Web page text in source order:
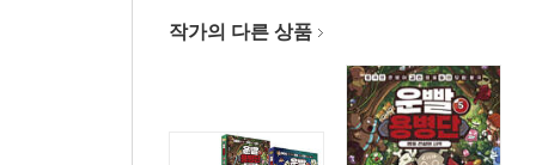
작가의 다른 상품